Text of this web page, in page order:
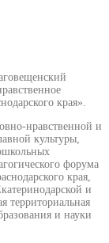
края».
нравственной и
культуры,
форума
края,
и
территориальная
и науки